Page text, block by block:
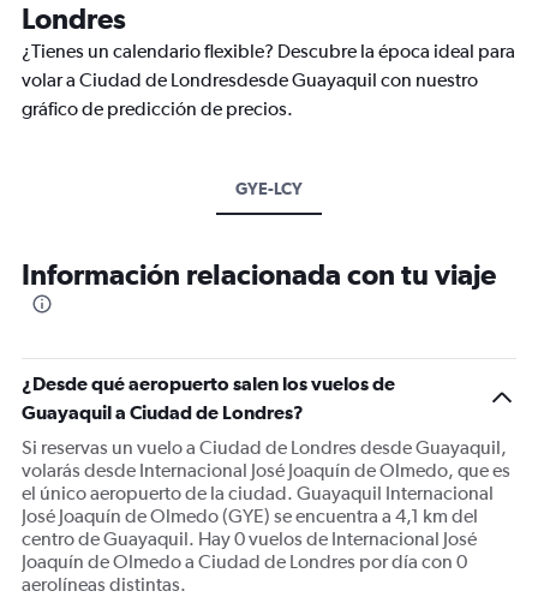
Londres
¿Tienes un calendario flexible? Descubre la época ideal para
volar a Ciudad de Londresdesde Guayaquil con nuestro
gráfico de predicción de precios.
GYE-LCY
Información relacionada con tu viaje
¿Desde qué aeropuerto salen los vuelos de
Guayaquil a Ciudad de Londres?
Si reservas un vuelo a Ciudad de Londres desde Guayaquil,
volarás desde Internacional José Joaquín de Olmedo, que es
el único aeropuerto de la ciudad. Guayaquil Internacional
José Joaquín de Olmedo (GYE) se encuentra a 4,1 km del
centro de Guayaquil. Hay 0 vuelos de Internacional José
Joaquín de Olmedo a Ciudad de Londres por día con 0
aerolíneas distintas.